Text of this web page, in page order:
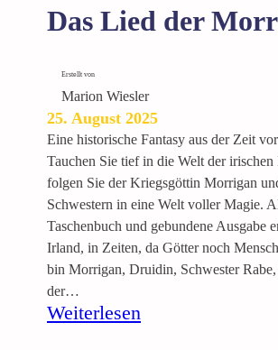
n
t
t
i
s
c
h
e
A
n
t
Das Lied der
Erstellt von
Marion Wiesler
25. August 2025
Eine historische Fantasy aus der Zeit
Tauchen Sie tief in die Welt der
folgen Sie der Kriegsgöttin Morrigan
Schwestern in eine Welt voller Magie.
Taschenbuch und gebundene Ausgabe
Irland, in Zeiten, da Götter noch
bin Morrigan, Druidin, Schwester
der…
Weiterlesen